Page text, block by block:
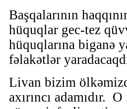
Başqalarının
hüquqlar gec-tez
hüquqlarına biganə
fəlakətlər
Livan bizim
axırıncı adamıdır.